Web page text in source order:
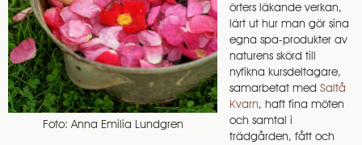
Foto: Anna Emilia Lundgren
örters läkande verkan,
lärt ut hur man gör sina
egna spa-produkter av
naturens skörd till
nyfikna kursdeltagare,
samarbetat med Saltå
Kvarn, haft fina möten
och samtal i
trädgården, fått och